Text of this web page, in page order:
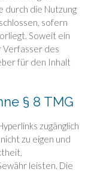
durch die Nutzung
sofern
Soweit ein
des
für den Inhalt
§ 8 TMG
zugänglich
zu eigen und
leisten. Die